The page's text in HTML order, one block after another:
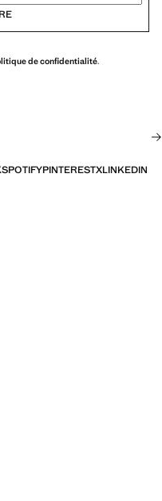
de confidentialité.
SPOTIFYPINTERESTXLINKEDIN